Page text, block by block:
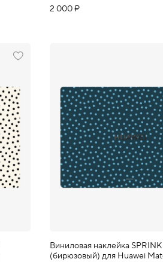
2 000 ₽
Виниловая наклейка
(бирюзовый) для Huawei